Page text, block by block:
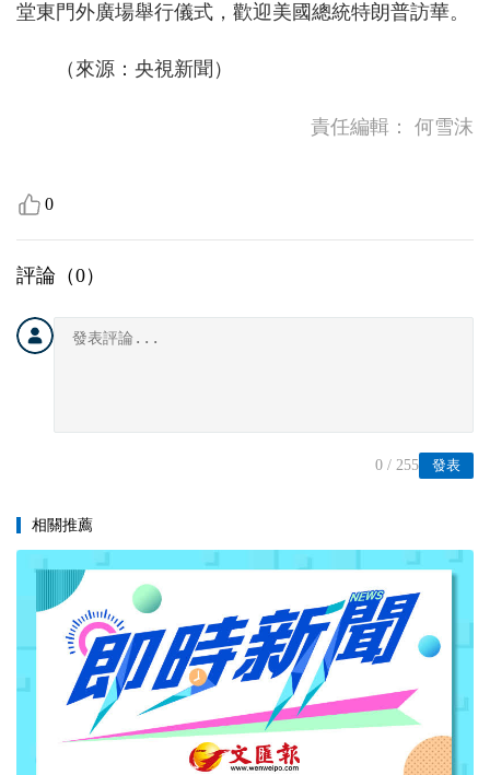
堂東門外廣場舉行儀式，歡迎美國總統特朗普訪華。
（來源：央視新聞）
責任編輯： 何雪沫
0
評論（0）
發表
0 / 255
相關推薦